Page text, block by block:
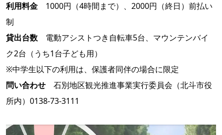
利用料金 1000円（4時間まで）、2000円（終日）前払い
制
貸出台数 電動アシストつき自転車5台、マウンテンバイ
ク2台（うち1台子ども用）
※中学生以下の利用は、保護者同伴の場合に限定
問い合わせ 石別地区観光推進事業実行委員会（北斗市役
所内）0138-73-3111